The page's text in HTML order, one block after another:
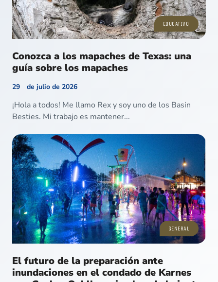
EDUCATIVO
Conozca a los mapaches de Texas: una
guía sobre los mapaches
29 de julio de 2026
¡Hola a todos! Me llamo Rex y soy uno de los Basin
Besties. Mi trabajo es mantener...
GENERAL
El futuro de la preparación ante
inundaciones en el condado de Karnes